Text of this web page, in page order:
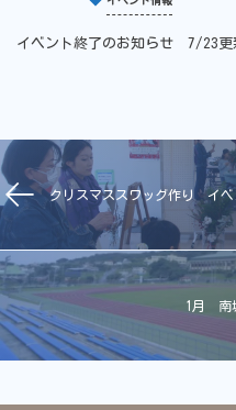
イベント終了のお知らせ 7/23更
クリスマススワッグ作り イ
1月 南